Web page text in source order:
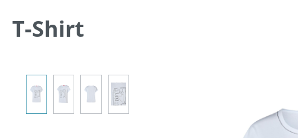
T-Shirt
Bildergalerie überspringen